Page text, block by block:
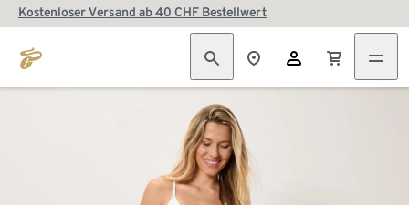
Kostenloser Versand ab 40 CHF Bestellwert